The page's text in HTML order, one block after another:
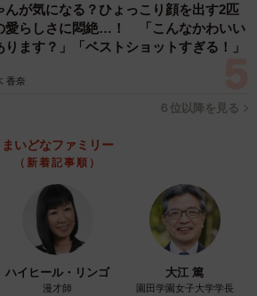
んが気になる？ひょっこり顔を出す2匹
愛らしさに悶絶…！ 「こんなかわいい
ります？」「ベストショットすぎる！」
香奈
６位以降を見る
まいどなファミリー
（新着記事順）
ハイヒール・リンゴ
漫才師
大江 篤
園田学園女子大学学長